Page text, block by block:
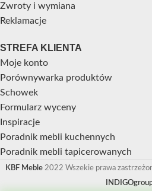
Zwroty i wymiana
Reklamacje
STREFA KLIENTA
Moje konto
Porównywarka produktów
Schowek
Formularz wyceny
Inspiracje
Poradnik mebli kuchennych
Poradnik mebli tapicerowanych
KBF Meble 2022 Wszekie prawa